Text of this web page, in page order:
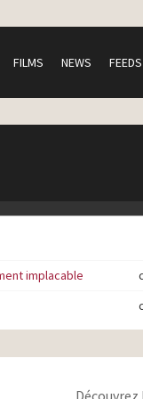
FILMS NEWS FEEDS
implacable
Découvrez